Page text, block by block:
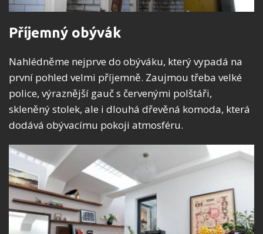
Příjemný obývák
Nahlédněme nejprve do obýváku, který vypadá na
první pohled velmi příjemně. Zaujmou třeba velké
police, výraznější gauč s červenými polštáři,
skleněný stolek, ale i dlouhá dřevěná komoda, která
dodává obývacímu pokoji atmosféru.